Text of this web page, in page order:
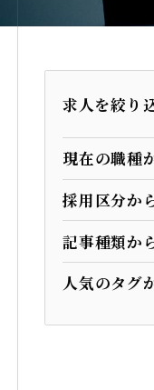
トピックス
サステナビ
女性活躍
障がい者
介護支援
求人を絞り
現在の職種
すべて 事
コーポレート
マーケティング
採用区分か
すべて 新
記事種類か
すべて
社
マネージャー
人気のタグ